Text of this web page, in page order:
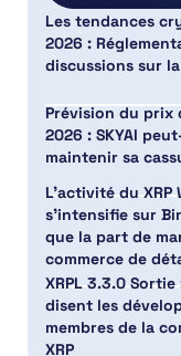
Les tendances
2026 :
discussions sur la
Prévision du prix
2026 : SKYAI
maintenir sa
L’activité du XRP
s’intensifie sur
que la part de
commerce de
XRPL 3.3.0 Sortie
disent les
membres de la
XRP